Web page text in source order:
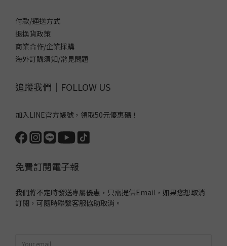
付款/運送方式
退換貨政策
商業合作/企業採購
海外訂購須知/常見問題
追蹤我們｜FOLLOW US
加入LINE官方帳號，領取50元優惠碼！
免費訂閱電子報
我們將不定時發送專屬優惠，只需提供Email，如果您想取消
訂閱，可隨時聯繫客服協助取消。